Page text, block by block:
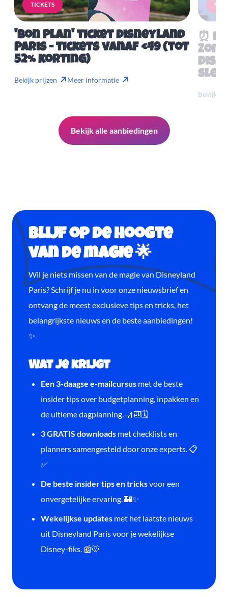
TICKETS
'Bon Plan' ticket Disneyland
Paris - tickets vanaf €49 (tot
52% korting)
Bekijk prijzen Meer informatie
⏰
Bekijk
Bekijk alle aanbiedingen
Blijf op de hoogte
van de magie 🌟
Wil je niets missen van de magie van Disneyland
Paris? Schrijf je nu in voor onze nieuwsbrief en
ontvang de meest exclusieve tips en tricks, het
belangrijkste nieuws en de beste aanbiedingen!
✨
Wat je krijgt
Een 3-daagse e-mailcursus met de beste
insider tips over budgetplanning, inpakken en
de ultieme dagplanning. 🎢🎒🗓️
3 GRATIS downloads met checklists en
planners samengesteld door onze experts. 📋
✅
De beste insider tips en tricksvoor een
onvergetelijke ervaring. 🏰✨
Wekelijkse updates met het laatste nieuws
uit Disneyland Paris voor je wekelijkse
Disney-fiks. 📰🐭